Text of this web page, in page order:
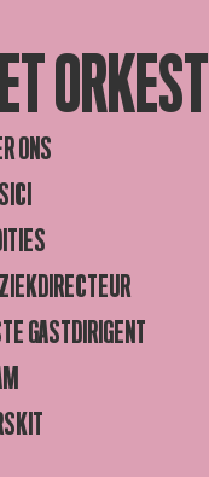
ORKEST
ONS
GASTDIRIGENT